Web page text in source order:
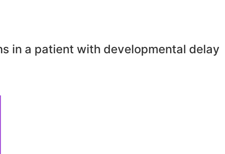
in a patient with developmental delay